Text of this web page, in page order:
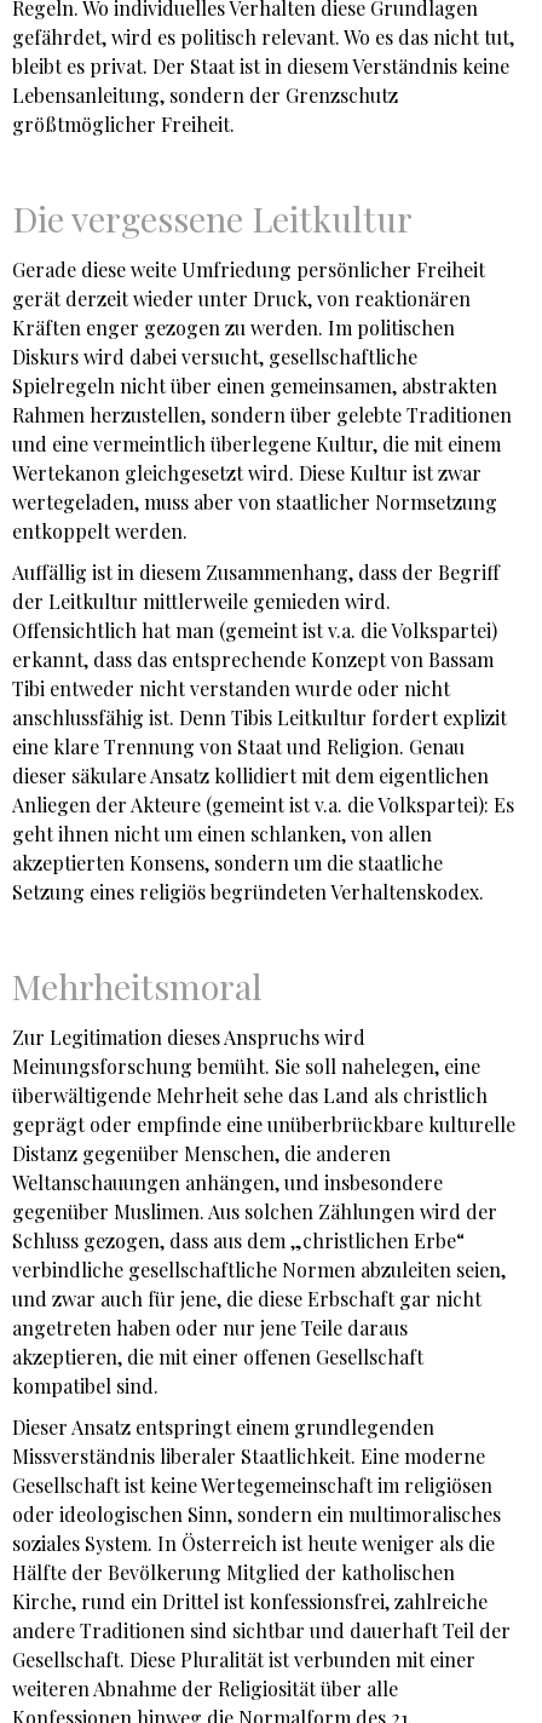
Regeln. Wo individuelles Verhalten diese Grundlagen
gefährdet, wird es politisch relevant. Wo es das nicht tut,
bleibt es privat. Der Staat ist in diesem Verständnis keine
Lebensanleitung, sondern der Grenzschutz
größtmöglicher Freiheit.
Die vergessene Leitkultur
Gerade diese weite Umfriedung persönlicher Freiheit
gerät derzeit wieder unter Druck, von reaktionären
Kräften enger gezogen zu werden. Im politischen
Diskurs wird dabei versucht, gesellschaftliche
Spielregeln nicht über einen gemeinsamen, abstrakten
Rahmen herzustellen, sondern über gelebte Traditionen
und eine vermeintlich überlegene Kultur, die mit einem
Wertekanon gleichgesetzt wird. Diese Kultur ist zwar
wertegeladen, muss aber von staatlicher Normsetzung
entkoppelt werden.
Auffällig ist in diesem Zusammenhang, dass der Begriff
der Leitkultur mittlerweile gemieden wird.
Offensichtlich hat man (gemeint ist v.a. die Volkspartei)
erkannt, dass das entsprechende Konzept von Bassam
Tibi entweder nicht verstanden wurde oder nicht
anschlussfähig ist. Denn Tibis Leitkultur fordert explizit
eine klare Trennung von Staat und Religion. Genau
dieser säkulare Ansatz kollidiert mit dem eigentlichen
Anliegen der Akteure (gemeint ist v.a. die Volkspartei): Es
geht ihnen nicht um einen schlanken, von allen
akzeptierten Konsens, sondern um die staatliche
Setzung eines religiös begründeten Verhaltenskodex.
Mehrheitsmoral
Zur Legitimation dieses Anspruchs wird
Meinungsforschung bemüht. Sie soll nahelegen, eine
überwältigende Mehrheit sehe das Land als christlich
geprägt oder empfinde eine unüberbrückbare kulturelle
Distanz gegenüber Menschen, die anderen
Weltanschauungen anhängen, und insbesondere
gegenüber Muslimen. Aus solchen Zählungen wird der
Schluss gezogen, dass aus dem „christlichen Erbe“
verbindliche gesellschaftliche Normen abzuleiten seien,
und zwar auch für jene, die diese Erbschaft gar nicht
angetreten haben oder nur jene Teile daraus
akzeptieren, die mit einer offenen Gesellschaft
kompatibel sind.
Dieser Ansatz entspringt einem grundlegenden
Missverständnis liberaler Staatlichkeit. Eine moderne
Gesellschaft ist keine Wertegemeinschaft im religiösen
oder ideologischen Sinn, sondern ein multimoralisches
soziales System. In Österreich ist heute weniger als die
Hälfte der Bevölkerung Mitglied der katholischen
Kirche, rund ein Drittel ist konfessionsfrei, zahlreiche
andere Traditionen sind sichtbar und dauerhaft Teil der
Gesellschaft. Diese Pluralität ist verbunden mit einer
weiteren Abnahme der Religiosität über alle
Konfessionen hinweg die Normalform des 21.